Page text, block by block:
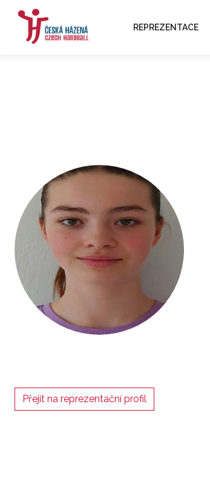
REPREZENTACE
Přejít na reprezentační profil